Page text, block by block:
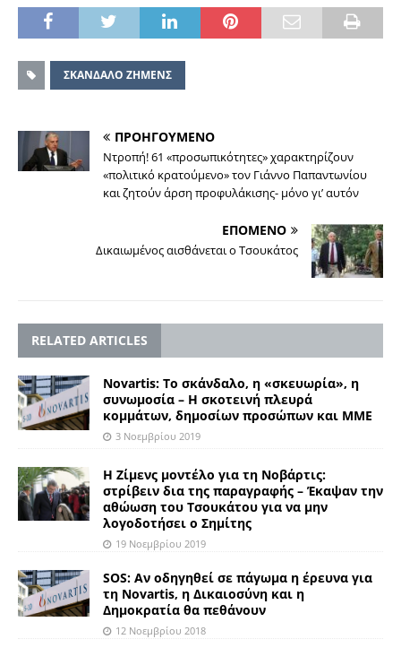
ΣΚΑΝΔΑΛΟ ΖΗΜΕΝΣ
ΠΡΟΗΓΟΥΜΕΝΟ
Ντροπή! 61 «προσωπικότητες» χαρακτηρίζουν
«πολιτικό κρατούμενο» τον Γιάννο Παπαντωνίου
και ζητούν άρση προφυλάκισης- μόνο γι’ αυτόν
ΕΠΟΜΕΝΟ
Δικαιωμένος αισθάνεται ο Τσουκάτος
RELATED ARTICLES
Novartis: Tο σκάνδαλο, η «σκευωρία», η
συνωμοσία – Η σκοτεινή πλευρά
κομμάτων, δημοσίων προσώπων και ΜΜΕ
3 Νοεμβρίου 2019
Η Ζίμενς μοντέλο για τη Νοβάρτις:
στρίβειν δια της παραγραφής – Έκαψαν την
αθώωση του Τσουκάτου για να μην
λογοδοτήσει ο Σημίτης
19 Νοεμβρίου 2019
SOS: Aν οδηγηθεί σε πάγωμα η έρευνα για
τη Novartis, η Δικαιοσύνη και η
Δημοκρατία θα πεθάνουν
12 Νοεμβρίου 2018